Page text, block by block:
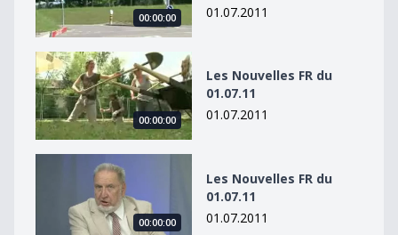
00:00:00
01.07.2011
Les Nouvelles FR du 01.07.11
00:00:00
Les Nouvelles FR du
01.07.11
01.07.2011
Les Nouvelles FR du 01.07.11
00:00:00
Les Nouvelles FR du
01.07.11
01.07.2011